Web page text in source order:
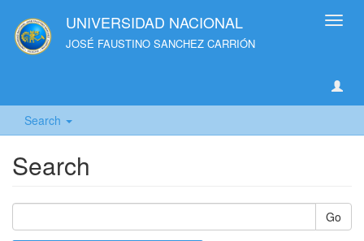
UNIVERSIDAD NACIONAL
JOSÉ FAUSTINO SANCHEZ CARRIÓN
Search
Search
Go